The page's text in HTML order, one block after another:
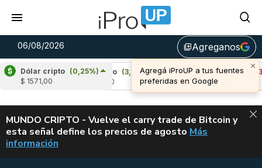
06/08/2026 library_addAgreganos
Dólar cripto (0,25%)
$ 1571,00
Cardano (3,83%)
Avalanche
(-3,35%)
u$s 6,42
ALERTA
MUNDO CRIPTO - Vuelve el carry trade de Bitcoin y
esta señal define los precios de agosto VUELVE EL
Más
información